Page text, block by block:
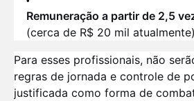
Remuneração a partir de 2,5
(cerca de R$ 20 mil atualmente)
Para esses profissionais, não
regras de jornada e controle de
justificada como forma de